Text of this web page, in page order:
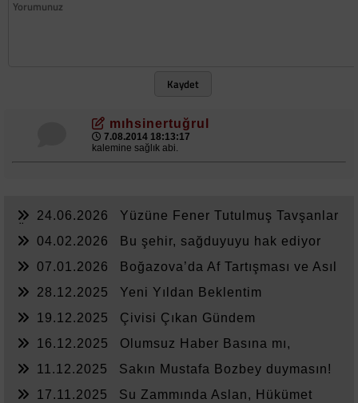
Kaydet
mıhsinertuğrul
7.08.2014 18:13:17
kalemine sağlık abi.
24.06.2026
Yüzüne Fener Tutulmuş Tavşanlar
04.02.2026
Bu şehir, sağduyuyu hak ediyor
07.01.2026
Boğazova’da Af Tartışması ve Asıl
28.12.2025
Yeni Yıldan Beklentim
19.12.2025
Çivisi Çıkan Gündem
16.12.2025
Olumsuz Haber Basına mı,
11.12.2025
Sakın Mustafa Bozbey duymasın!
17.11.2025
Su Zammında Aslan, Hükümet